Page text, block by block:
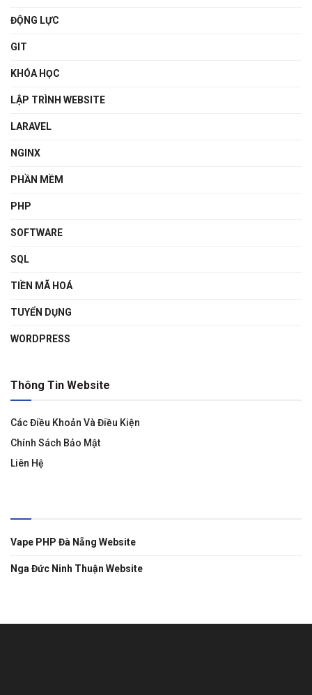
ĐỘNG LỰC
GIT
KHÓA HỌC
LẬP TRÌNH WEBSITE
LARAVEL
NGINX
PHẦN MỀM
PHP
SOFTWARE
SQL
TIỀN MÃ HOÁ
TUYỂN DỤNG
WORDPRESS
Thông Tin Website
Các Điều Khoản Và Điều Kiện
Chính Sách Bảo Mật
Liên Hệ
Vape PHP Đà Nẵng Website
Nga Đức Ninh Thuận Website